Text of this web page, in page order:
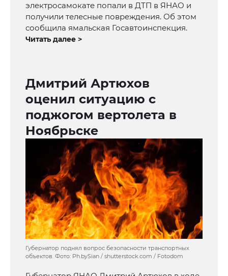
электросамокате попали в ДТП в ЯНАО и
получили телесные повреждения. Об этом
сообщила ямальская Госавтоинспекция.
Читать далее >
Дмитрий Артюхов
оценил ситуацию с
поджогом вертолета в
Ноябрьске
Губернатор поднял вопрос безопасности транспортных
объектов. Фото: Ph.bySian / shutterstock.com / Fotodom